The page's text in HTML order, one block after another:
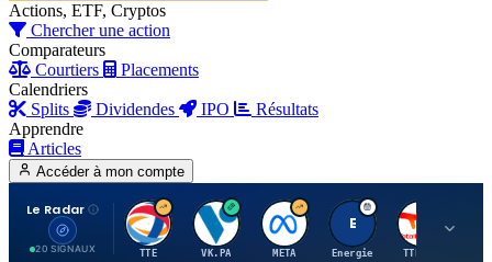
Actions, ETF, Cryptos
Chercher une action
Comparateurs
Courtiers
Placements
Calendriers
Splits
Dividendes IPO
Résultats
Apprendre
Articles
Accéder à mon compte
Le Radar
20 SIGNAUX
T
TTE
V
VK.PA
M
META
E
Energie
T
TTE.PA